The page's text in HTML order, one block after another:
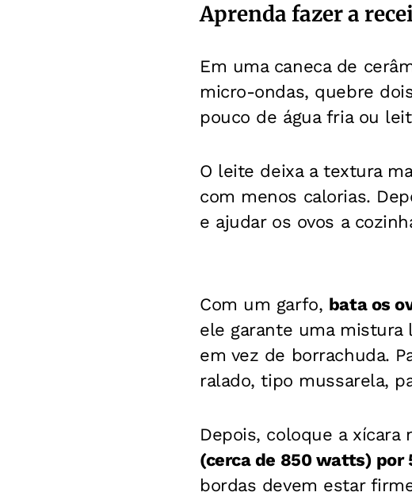
Aprenda fazer a
Em uma caneca de
micro-ondas, quebre
pouco de água fria ou
O leite deixa a textura
com menos calorias.
e ajudar os ovos a
Com um garfo, bata os
ele garante uma mistura
em vez de borrachuda.
ralado, tipo mussarela,
Depois, coloque a
(cerca de 850 watts) por
bordas devem estar